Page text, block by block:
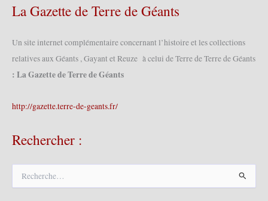
Šopsko
Rada
2020
(08/02/2020)
La Gazette de Terre de Géants
Un site internet complémentaire concernant l’histoire et les collections
relatives aux Géants , Gayant et Reuze à celui de Terre de Terre de Géants
: La Gazette de Terre de Géants
http://gazette.terre-de-geants.fr/
Rechercher :